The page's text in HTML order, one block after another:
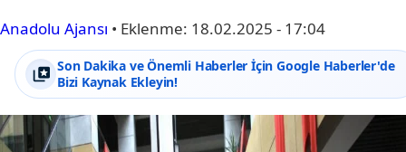
Anadolu Ajansı • Eklenme: 18.02.2025 - 17:04
Son Dakika ve Önemli Haberler İçin Google Haberler'de
Bizi Kaynak Ekleyin!